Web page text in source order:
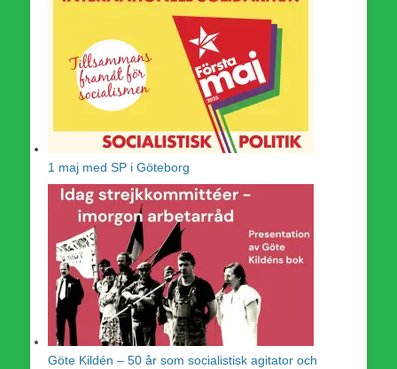
1 maj med SP i Göteborg
Göte Kildén – 50 år som socialistisk agitator och